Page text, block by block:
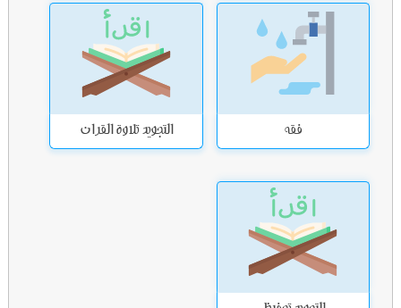
فقه التجويد تلاوة القران